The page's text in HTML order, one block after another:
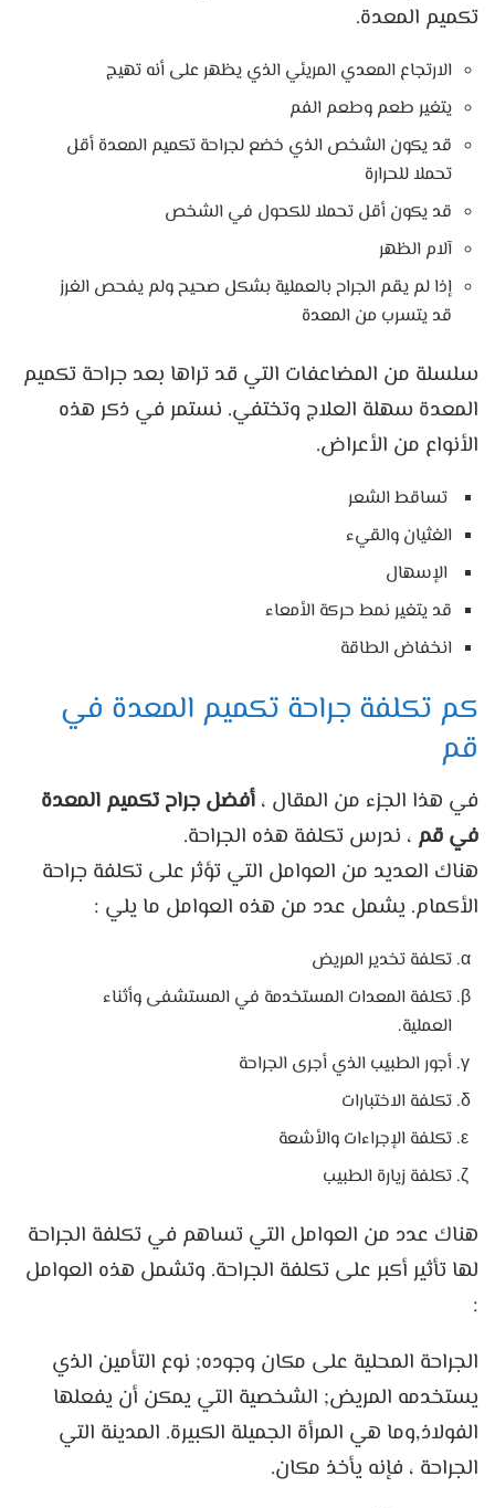
تكميم المعدة.
الارتجاع المعدي المريئي الذي يظهر على أنه تهيج
يتغير طعم وطعم الفم
قد يكون الشخص الذي خضع لجراحة تكميم المعدة أقل
تحملا للحرارة
قد يكون أقل تحملا للكحول في الشخص
آلام الظهر
إذا لم يقم الجراح بالعملية بشكل صحيح ولم يفحص الغرز
قد يتسرب من المعدة
سلسلة من المضاعفات التي قد تراها بعد جراحة تكميم
المعدة سهلة العلاج وتختفي. نستمر في ذكر هذه
الأنواع من الأعراض.
تساقط الشعر
الغثيان والقيء
الإسهال
قد يتغير نمط حركة الأمعاء
انخفاض الطاقة
كم تكلفة جراحة تكميم المعدة في
قم
في هذا الجزء من المقال ، أفضل جراح تكميم المعدة
في قم ، ندرس تكلفة هذه الجراحة.
هناك العديد من العوامل التي تؤثر على تكلفة جراحة
الأكمام. يشمل عدد من هذه العوامل ما يلي :
تكلفة تخدير المريض
تكلفة المعدات المستخدمة في المستشفى وأثناء
العملية.
أجور الطبيب الذي أجرى الجراحة
تكلفة الاختبارات
تكلفة الإجراءات والأشعة
تكلفة زيارة الطبيب
هناك عدد من العوامل التي تساهم في تكلفة الجراحة
لها تأثير أكبر على تكلفة الجراحة. وتشمل هذه العوامل
:
الجراحة المحلية على مكان وجوده; نوع التأمين الذي
يستخدمه المريض; الشخصية التي يمكن أن يفعلها
الفولاذ,وما هي المرأة الجميلة الكبيرة. المدينة التي
الجراحة ، فإنه يأخذ مكان.